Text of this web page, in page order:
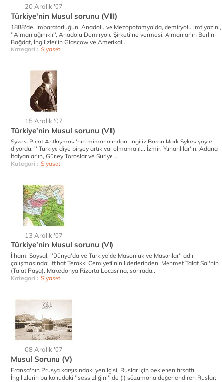
20 Aralık '07
Türkiye'nin Musul sorunu (VIII)
1888'de, İmparatorluğun, Anadolu ve Mezopotamya'da, demiryolu imtiyazını,
''Alman ağırlıklı'', Anadolu Demiryolu Şirketi'ne vermesi, Almanlar'ın Berlin-
Bağdat, İngilizler'in Glascow ve Amerikal..
Kategori : Siyaset
15 Aralık '07
Türkiye'nin Musul sorunu (VII)
Sykes-Pıcot Antlaşması'nın mimarlarından, İngiliz Baron Mark Sykes şöyle
diyordu: '' Türkiye diye birşey artık var olmamalı!... İzmir, Yunanlılar'ın, Adana
İtalyanlar'ın, Güney Toroslar ve Suriye ..
Kategori : Siyaset
13 Aralık '07
Türkiye'nin Musul sorunu (VI)
İlhami Soysal, ''Dünya'da ve Türkiye'de Masonluk ve Masonlar'' adlı
çalışmasında; İttihat Terakki Cemiyeti'nin liderlerinden. Mehmet Talat Sai'nin
(Talat Paşa), Makedonya Rizorta Locası'na, sonrada..
Kategori : Siyaset
08 Aralık '07
Musul Sorunu (V)
Fransa'nın Prusya karşısındaki yenilgisi, Ruslar için beklenen fırsattı.
İngilizlerin bu konudaki ''sessizliğini'' de (!) sözümona değerlendiren Ruslar;